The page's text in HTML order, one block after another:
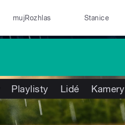
mujRozhlas Stanice
Playlisty Lidé Kamery